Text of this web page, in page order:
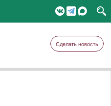
Сделать новость